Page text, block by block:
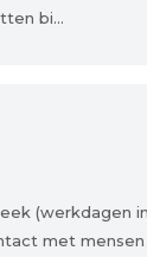
bi...
(werkdagen in
met mensen